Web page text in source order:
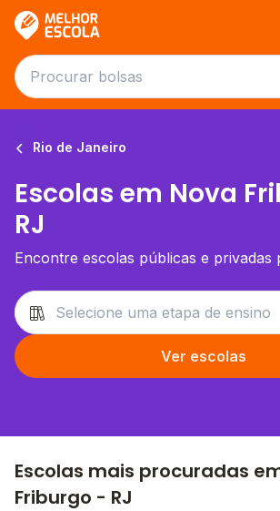
Rio de Janeiro
Escolas em Nova
RJ
Encontre escolas públicas e privadas
Ver escolas
Escolas mais procuradas
Friburgo - RJ